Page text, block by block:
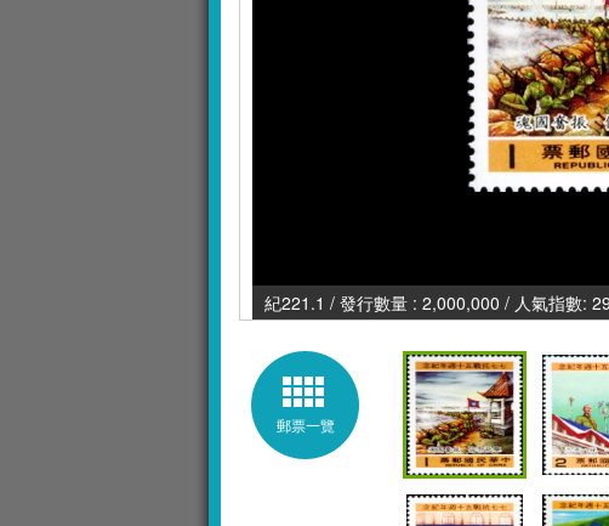
紀221.1 / 發行數量 : 2,000,000 / 人氣指數:
郵票一覽